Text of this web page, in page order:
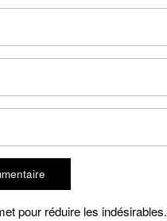
pour réduire les indésirables.